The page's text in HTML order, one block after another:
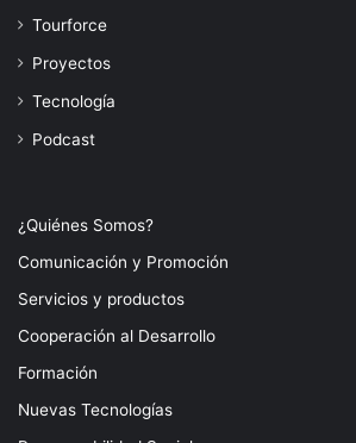
Tourforce
Proyectos
Tecnología
Podcast
¿Quiénes Somos?
Comunicación y Promoción
Servicios y productos
Cooperación al Desarrollo
Formación
Nuevas Tecnologías